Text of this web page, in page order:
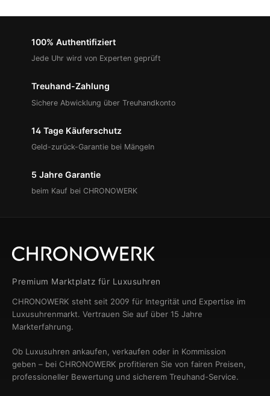
100% Authentifiziert
Jede Uhr wird von Experten geprüft
Treuhand-Zahlung
Sichere Abwicklung über Treuhandkonto
14 Tage Käuferschutz
Geld-zurück-Garantie bei Mängeln
5 Jahre Garantie
beim Kauf bei CHRONOWERK
Premium Marktplatz für Luxusuhren
CHRONOWERK steht seit 2009 für Integrität und Expertise im
Luxusuhrenmarkt. Vertrauen Sie auf über 15 Jahre
Markterfahrung.
Ob Luxusuhren ankaufen, verkaufen oder in Kommission
geben – bei CHRONOWERK profitieren Sie von fairen Preisen,
professioneller Bewertung und sicherem Treuhand-Service.